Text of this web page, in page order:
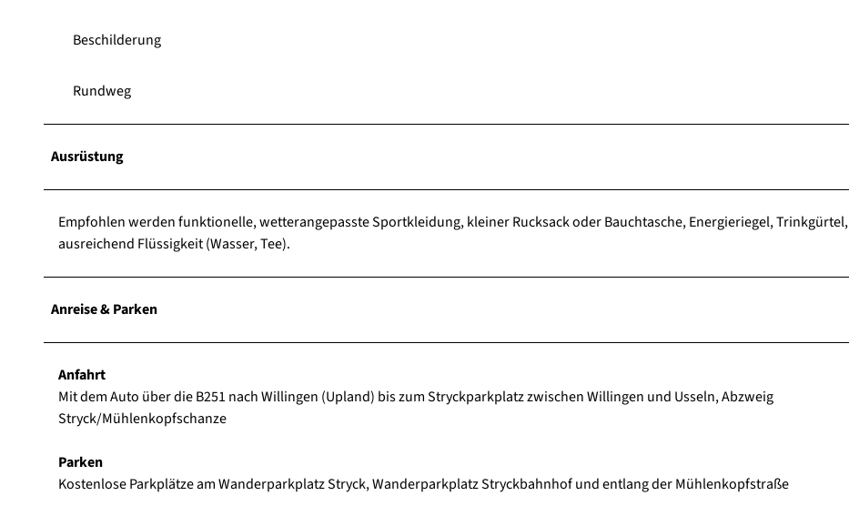
Beschilderung
Rundweg
Ausrüstung
Empfohlen werden funktionelle, wetterangepasste Sportkleidung, kleiner Rucksack oder Bauchtasche, Energieriegel, Trinkgürtel,
ausreichend Flüssigkeit (Wasser, Tee).
Anreise & Parken
Anfahrt
Mit dem Auto über die B251 nach Willingen (Upland) bis zum Stryckparkplatz zwischen Willingen und Usseln, Abzweig
Stryck/Mühlenkopfschanze
Parken
Kostenlose Parkplätze am Wanderparkplatz Stryck, Wanderparkplatz Stryckbahnhof und entlang der Mühlenkopfstraße